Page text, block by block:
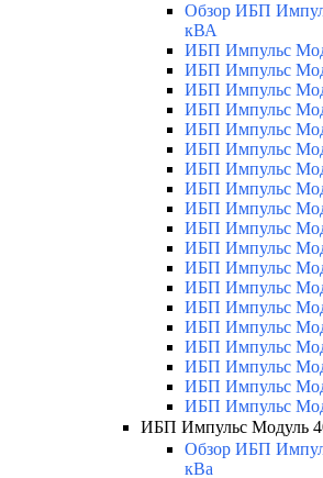
Обзор ИБП
кВА
ИБП Импульс
ИБП Импульс
ИБП Импульс
ИБП Импульс
ИБП Импульс
ИБП Импульс
ИБП Импульс
ИБП Импульс
ИБП Импульс
ИБП Импульс
ИБП Импульс
ИБП Импульс
ИБП Импульс
ИБП Импульс
ИБП Импульс
ИБП Импульс
ИБП Импульс
ИБП Импульс
ИБП Импульс
ИБП Импульс Модуль
Обзор ИБП
кВа